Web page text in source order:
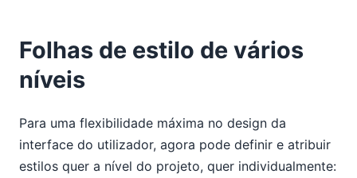
Folhas de estilo de vários
níveis
Para uma flexibilidade máxima no design da
interface do utilizador, agora pode definir e atribuir
estilos quer a nível do projeto, quer individualmente: